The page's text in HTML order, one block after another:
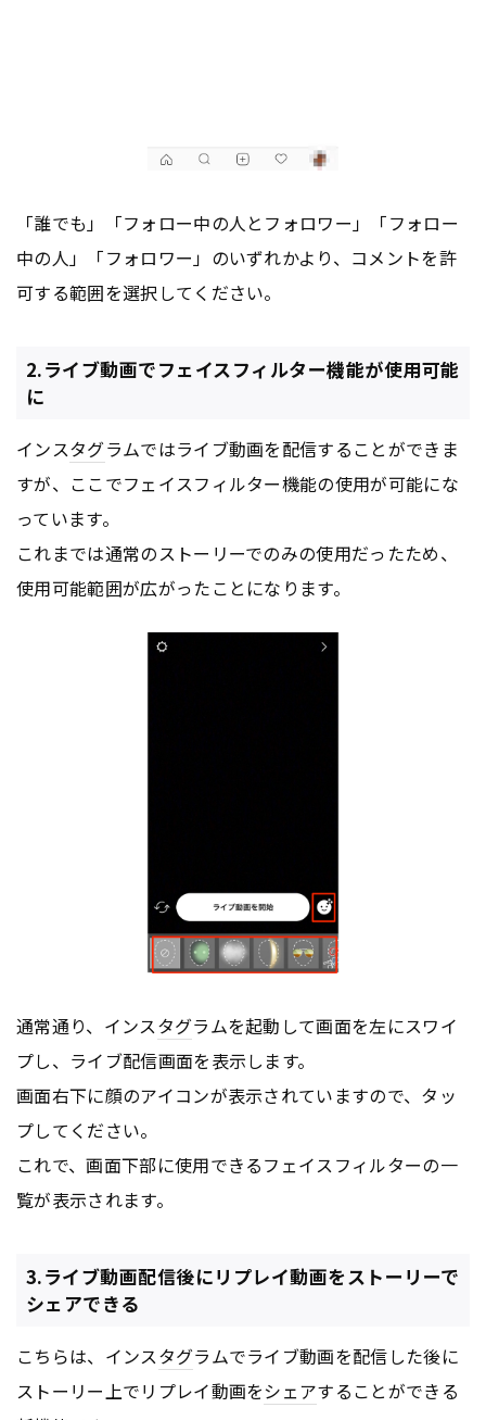
「誰でも」「フォロー中の人とフォロワー」「フォロー
中の人」「フォロワー」のいずれかより、コメントを許
可する範囲を選択してください。
2.ライブ動画でフェイスフィルター機能が使用可能
に
インスタグラムではライブ動画を配信することができま
すが、ここでフェイスフィルター機能の使用が可能にな
っています。
これまでは通常のストーリーでのみの使用だったため、
使用可能範囲が広がったことになります。
通常通り、インスタグラムを起動して画面を左にスワイ
プし、ライブ配信画面を表示します。
画面右下に顔のアイコンが表示されていますので、タッ
プしてください。
これで、画面下部に使用できるフェイスフィルターの一
覧が表示されます。
3.ライブ動画配信後にリプレイ動画をストーリーで
シェアできる
こちらは、インスタグラムでライブ動画を配信した後に
ストーリー上でリプレイ動画をシェアすることができる